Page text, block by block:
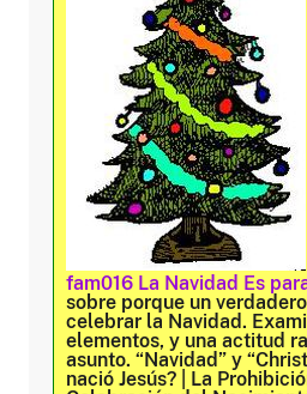
fam016 La Navidad Es
sobre porque un
celebrar la Navidad.
elementos, y una actitud
asunto. “Navidad” y
nació Jesús? | La